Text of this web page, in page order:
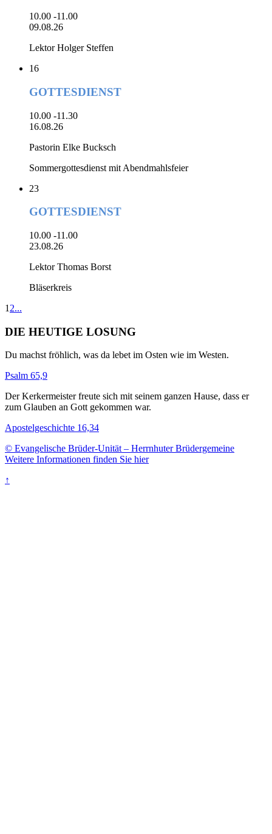
10.00 -11.00
09.08.26
Lektor Holger Steffen
16
GOTTESDIENST
10.00 -11.30
16.08.26
Pastorin Elke Bucksch
Sommergottesdienst mit Abendmahlsfeier
23
GOTTESDIENST
10.00 -11.00
23.08.26
Lektor Thomas Borst
Bläserkreis
1 2...
DIE HEUTIGE LOSUNG
Du machst fröhlich, was da lebet im Osten wie im Westen.
Psalm 65,9
Der Kerkermeister freute sich mit seinem ganzen Hause, dass er
zum Glauben an Gott gekommen war.
Apostelgeschichte 16,34
© Evangelische Brüder-Unität – Herrnhuter Brüdergemeine
Weitere Informationen finden Sie hier
↑